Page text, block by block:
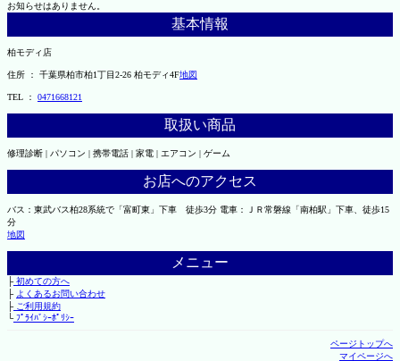
お知らせはありません。
基本情報
柏モディ店
住所 ： 千葉県柏市柏1丁目2-26 柏モディ4F地図
TEL ： 0471668121
取扱い商品
修理診断 | パソコン | 携帯電話 | 家電 | エアコン | ゲーム
お店へのアクセス
バス：東武バス柏28系統で「富町東」下車 徒歩3分 電車：ＪＲ常磐線「南柏駅」下車、徒歩15
分
地図
メニュー
├初めての方へ
├ よくあるお問い合わせ
├ご利用規約
└ﾌﾟﾗｲﾊﾞｼｰﾎﾟﾘｼｰ
ページトップへ
マイページへ